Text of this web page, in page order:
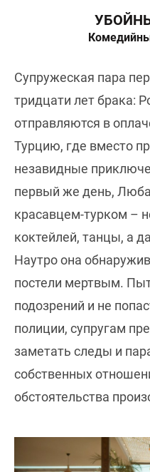
Супружеская пара
тридцати лет брака:
отправляются в
Турцию, где вместо
незавидные
первый же день,
красавцем-турком –
коктейлей, танцы, а
Наутро она
постели мертвым.
подозрений и не
полиции, супругам
заметать следы и
собственных
обстоятельства